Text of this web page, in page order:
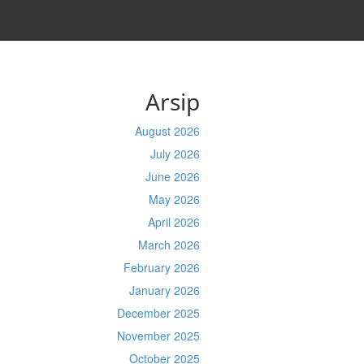
Arsip
August 2026
July 2026
June 2026
May 2026
April 2026
March 2026
February 2026
January 2026
December 2025
November 2025
October 2025